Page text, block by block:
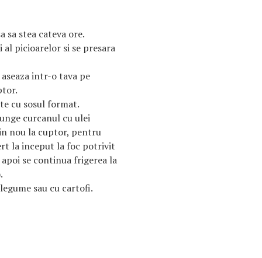
sa stea cateva ore.
picioarelor si se presara
intr-o tava pe
cu sosul format.
curcanul cu ulei
nou la cuptor, pentru
la inceput la foc potrivit
se continua frigerea la
sau cu cartofi.